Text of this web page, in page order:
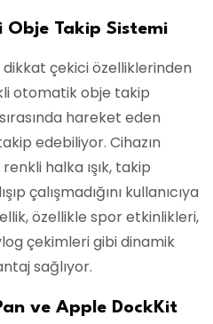
Obje Takip Sistemi
dikkat çekici özelliklerinden
otomatik obje takip
hareket eden
edebiliyor. Cihazın
halka ışık, takip
çalışmadığını kullanıcıya
özellikle spor etkinlikleri,
çekimleri gibi dinamik
sağlıyor.
ve Apple DockKit